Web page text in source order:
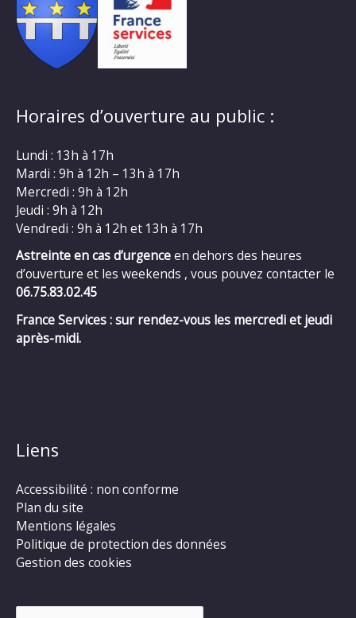
Horaires d’ouverture au public :
Lundi : 13h à 17h
Mardi : 9h à 12h – 13h à 17h
Mercredi : 9h à 12h
Jeudi : 9h à 12h
Vendredi : 9h à 12h et 13h à 17h
Astreinte en cas d’urgenceen dehors des heures
d’ouverture et les weekends , vous pouvez contacter le
06.75.83.02.45
France Services : sur rendez-vous les mercredi et jeudi
après-midi.
Liens
Accessibilité : non conforme
Plan du site
Mentions légales
Politique de protection des données
Gestion des cookies